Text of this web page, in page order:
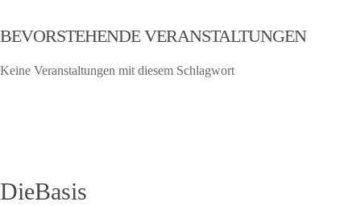
BEVORSTEHENDE VERANSTALTUNGEN
Keine Veranstaltungen mit diesem Schlagwort
DieBasis